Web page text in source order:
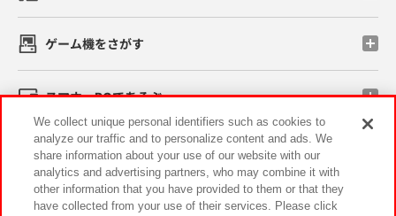
ゲーム機をさがす
スマホ・PCであそぶ
イベント・キャンペーン
We collect unique personal identifiers such as cookies to
analyze our traffic and to personalize content and ads. We
share information about your use of our website with our
analytics and advertising partners, who may combine it with
other information that you have provided to them or that they
have collected from your use of their services. Please click